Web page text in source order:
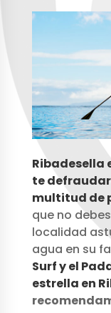
Ribadesella
te
multitud de
que no
localidad
agua en su
Surf y el
estrella en